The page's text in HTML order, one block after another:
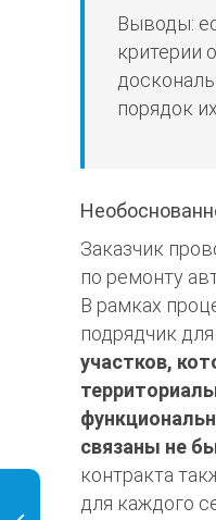
Выводы:
критерии
порядок
Заказчик
по ремонту
В рамках
подрядчик
участков,
связаны не
контракта
для каждого